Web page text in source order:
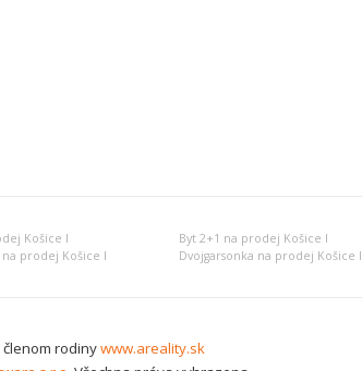
Košice I Byt 2+1 na prodej Košice I
na prodej Košice I Dvojgarsonka na prodej Košice I
rodinywww.areality.sk